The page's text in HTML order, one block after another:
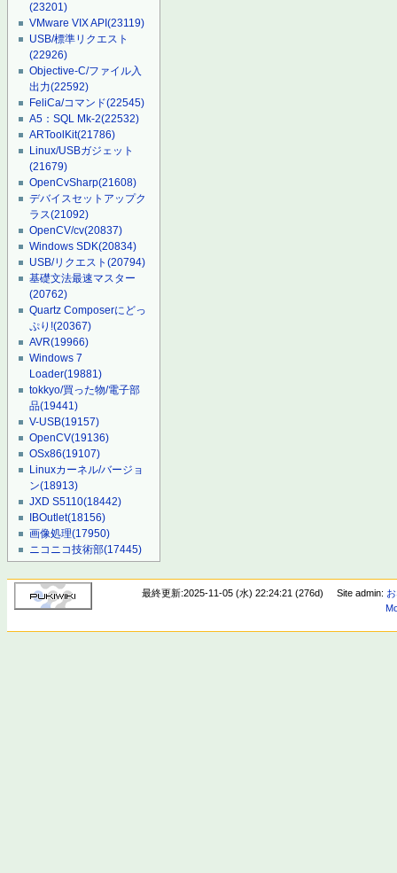
(23201)
VMware VIX API(23119)
USB/標準リクエスト
(22926)
Objective-C/ファイル入
出力(22592)
FeliCa/コマンド(22545)
A5：SQL Mk-2(22532)
ARToolKit(21786)
Linux/USBガジェット
(21679)
OpenCvSharp(21608)
デバイスセットアップク
ラス(21092)
OpenCV/cv(20837)
Windows SDK(20834)
USB/リクエスト(20794)
基礎文法最速マスター
(20762)
Quartz Composerにどっ
ぷり!(20367)
AVR(19966)
Windows 7
Loader(19881)
tokkyo/買った物/電子部
品(19441)
V-USB(19157)
OpenCV(19136)
OSx86(19107)
Linuxカーネル/バージョ
ン(18913)
JXD S5110(18442)
IBOutlet(18156)
画像処理(17950)
ニコニコ技術部(17445)
最終更新:2025-11-05 (水) 22:24:21 (276d) Site admin: